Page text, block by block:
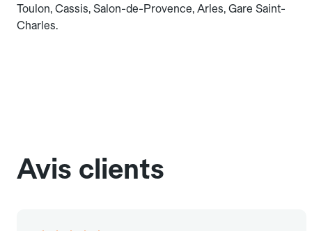
Toulon, Cassis, Salon-de-Provence, Arles, Gare Saint-
Charles.
Avis clients